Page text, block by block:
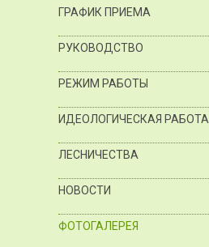
ГРАФИК ПРИЕМА
РУКОВОДСТВО
РЕЖИМ РАБОТЫ
ИДЕОЛОГИЧЕСКАЯ РАБОТА
ЛЕСНИЧЕСТВА
НОВОСТИ
ФОТОГАЛЕРЕЯ